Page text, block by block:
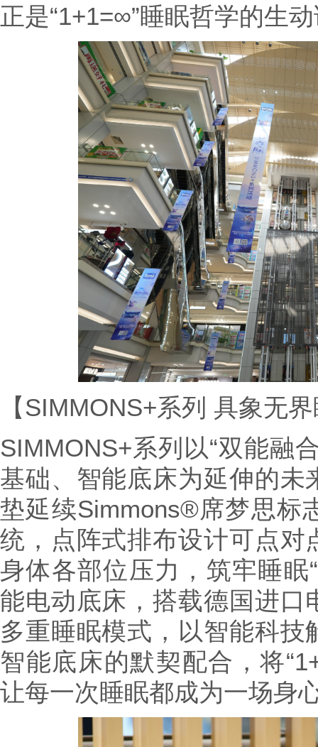
正是“1+1=∞”睡眠哲学的生
【SIMMONS+系列 具象无
SIMMONS+系列以“双能融
基础、智能底床为延伸的
垫延续Simmons®席梦思标
统，点阵式排布设计可点对
身体各部位压力，筑牢睡眠
能电动底床，搭载德国进
多重睡眠模式，以智能科
智能底床的默契配合，将
让每一次睡眠都成为一场身